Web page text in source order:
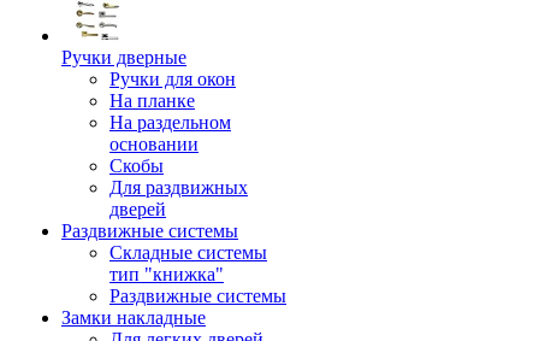
Ручки дверные
Ручки для окон
На планке
На раздельном
основании
Скобы
Для раздвижных
дверей
Раздвижные системы
Складные системы
тип "книжка"
Раздвижные системы
Замки накладные